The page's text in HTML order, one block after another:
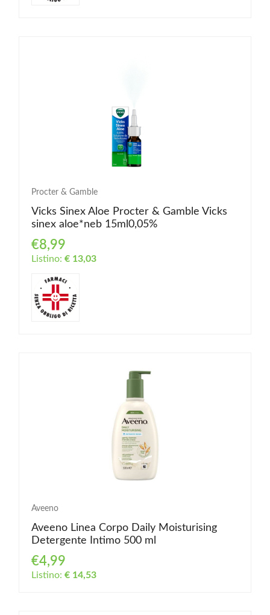
Procter & Gamble
Vicks Sinex Aloe Procter & Gamble Vicks
sinex aloe*neb 15ml0,05%
€8,99
Listino: € 13,03
Aveeno
Aveeno Linea Corpo Daily Moisturising
Detergente Intimo 500 ml
€4,99
Listino: € 14,53